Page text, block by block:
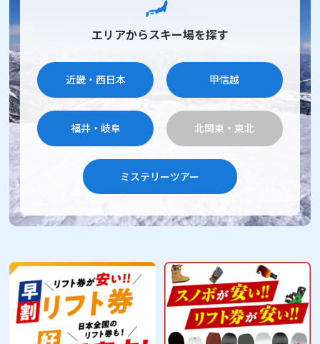
エリアからスキー場を探す
近畿・西日本 甲信越
福井・岐阜 北関東・東北
ミステリーツアー